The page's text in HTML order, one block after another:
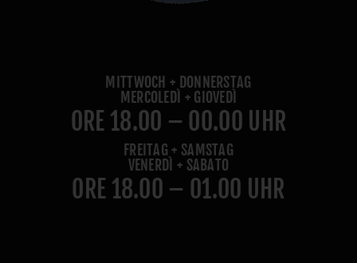
MITTWOCH + DONNERSTAG
MERCOLEDÌ + GIOVEDÌ
ORE 18.00 – 00.00 UHR
FREITAG + SAMSTAG
VENERDÌ + SABATO
ORE 18.00 – 01.00 UHR